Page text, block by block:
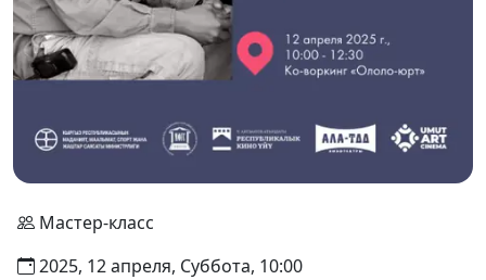
Мастер-класс
2025, 12 апреля, Суббота, 10:00